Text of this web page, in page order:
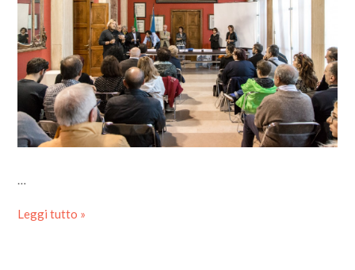
…
Leggi tutto »